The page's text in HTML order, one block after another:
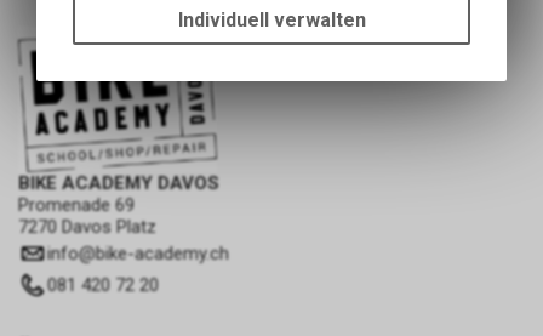
BIKE ACADEMY DAVOS
Promenade 69
7270 Davos Platz
info@bike-academy.ch
081 420 72 20
um die grundlegenden
Funktionen unseres Online-
des Warenkorbs, zu
ermöglichen. Bitte beachten Sie,
dass die gespeicherten Daten
keinerlei Rückschlüsse auf Ihre
persönlichen Informationen
Individuell verwalten